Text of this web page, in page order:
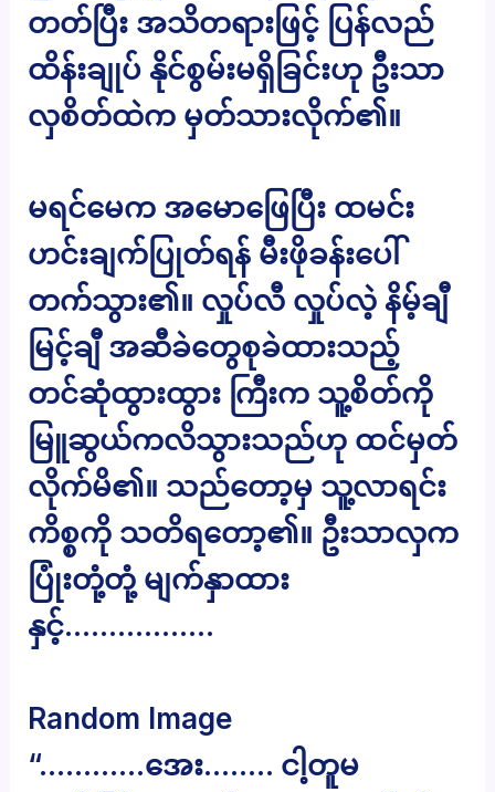
တတ်ပြီး အသိတရားဖြင့် ပြန်လည်
ထိန်းချုပ် နိုင်စွမ်းမရှိခြင်းဟု ဦးသာ
လှစိတ်ထဲက မှတ်သားလိုက်၏။
မရင်မေက အမောဖြေပြီး ထမင်း
ဟင်းချက်ပြုတ်ရန် မီးဖိုခန်းပေါ်
တက်သွား၏။ လှုပ်လီ လှုပ်လဲ့ နိမ့်ချီ
မြင့်ချီ အဆီခဲတွေစုခဲထားသည့်
တင်ဆုံထွားထွား ကြီးက သူ့စိတ်ကို
မြူဆွယ်ကလိသွားသည်ဟု ထင်မှတ်
လိုက်မိ၏။ သည်တော့မှ သူ့လာရင်း
ကိစ္စကို သတိရတော့၏။ ဦးသာလှက
ပြုံးတုံ့တုံ့ မျက်နှာထား
နှင့်……………..
Random Image
“…………အေး…….. ငါ့တူမ